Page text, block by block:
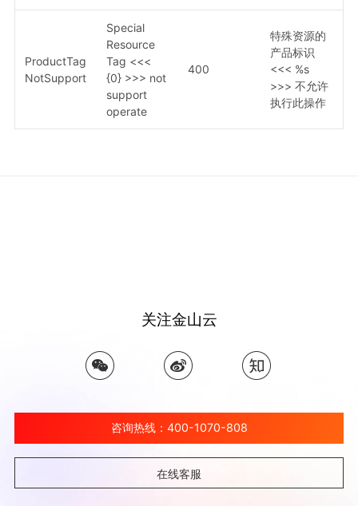
ProductTag
NotSupport
Special
Resource
Tag <<<
{0} >>> not
support
operate
400
特殊资源的
产品标识
<<< %s
>>> 不允许
执行此操作
关注金山云
咨询热线：400-1070-808
在线客服